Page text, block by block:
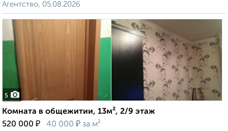
Агентство, 05.08.2026
5
Комната в общежитии, 13м², 2/9 этаж
520 000 ₽ 40 000 ₽ за м²